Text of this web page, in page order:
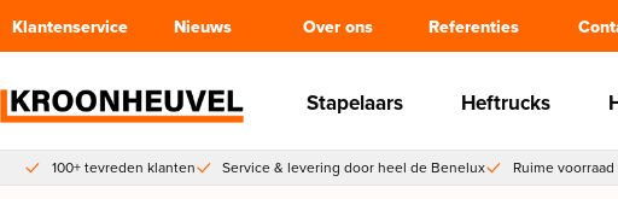
Klantenservice Nieuws Over ons Referenties
Stapelaars Heftrucks
100+ tevreden klanten Service & levering door heel de Benelux Ruime